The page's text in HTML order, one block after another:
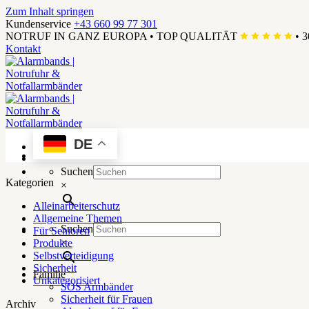
Zum Inhalt springen
Kundenservice +43 660 99 77 301
NOTRUF IN GANZ EUROPA • TOP QUALITÄT •
Kontakt
Menü
Suchen
×
Suchen
×
Familie
SOS Armbänder
Sicherheit für Frauen
DE
Kategorien
Alleinarbeiterschutz
Allgemeine Themen
Für Senioren
Produkte
Selbstverteidigung
Sicherheit
Unkategorisiert
Archiv